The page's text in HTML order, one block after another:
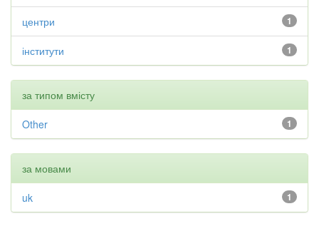
1
центри
1
інститути
за типом вмісту
1
Other
за мовами
1
uk